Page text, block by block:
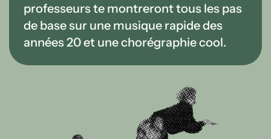
professeurs te montreront tous les pas
de base sur une musique rapide des
années 20 et une chorégraphie cool.